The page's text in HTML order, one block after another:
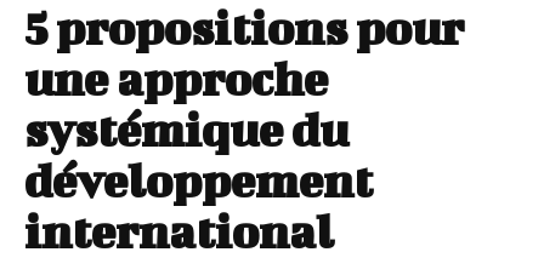
5 propositions pour
une approche
systémique du
développement
international